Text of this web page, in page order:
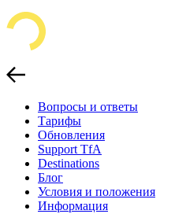
Вопросы и ответы
Тарифы
Обновления
Support TfA
Destinations
Блог
Условия и положения
Информация